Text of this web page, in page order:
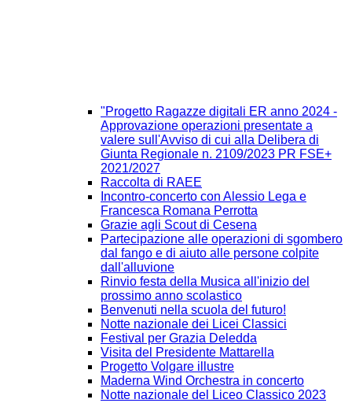
"Progetto Ragazze digitali ER anno 2024 -
Approvazione operazioni presentate a
valere sull'Avviso di cui alla Delibera di
Giunta Regionale n. 2109/2023 PR FSE+
2021/2027
Raccolta di RAEE
Incontro-concerto con Alessio Lega e
Francesca Romana Perrotta
Grazie agli Scout di Cesena
Partecipazione alle operazioni di sgombero
dal fango e di aiuto alle persone colpite
dall'alluvione
Rinvio festa della Musica all'inizio del
prossimo anno scolastico
Benvenuti nella scuola del futuro!
Notte nazionale dei Licei Classici
Festival per Grazia Deledda
Visita del Presidente Mattarella
Progetto Volgare illustre
Maderna Wind Orchestra in concerto
Notte nazionale del Liceo Classico 2023